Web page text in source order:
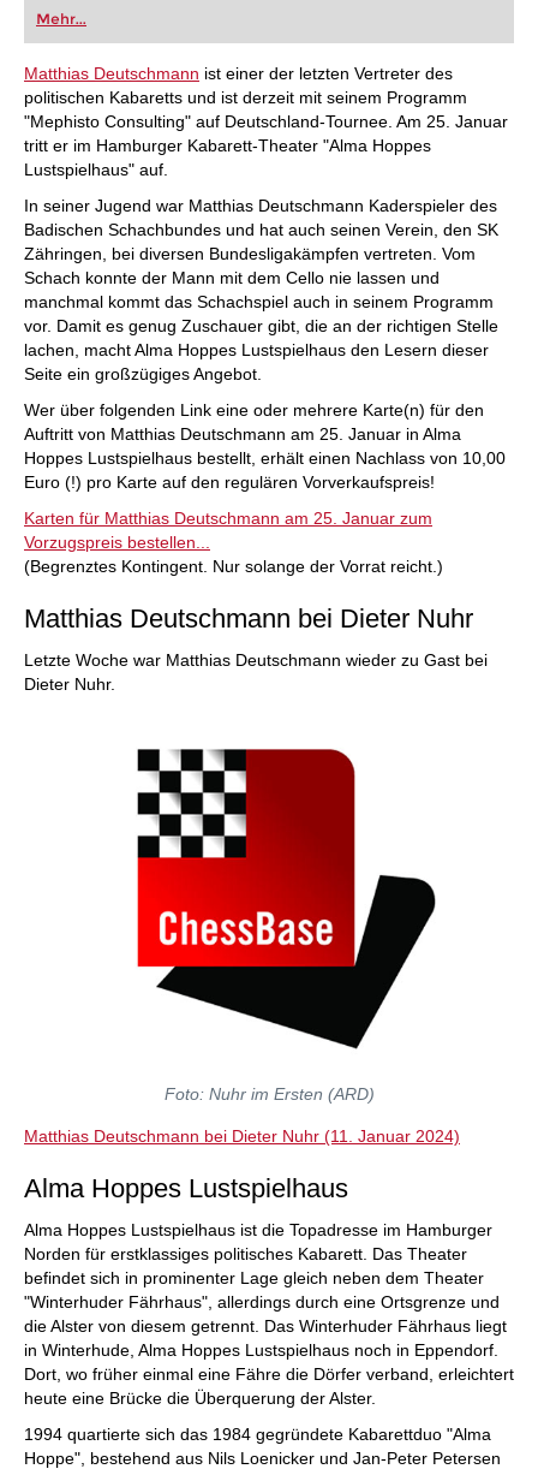
oder bereits auf Turnierniveau spielen: Mit
FRITZ trainieren Sie effizienter, intelligenter und
individueller als je zuvor.
Mehr...
Matthias Deutschmann ist einer der letzten Vertreter des
politischen Kabaretts und ist derzeit mit seinem Programm
"Mephisto Consulting" auf Deutschland-Tournee. Am 25. Januar
tritt er im Hamburger Kabarett-Theater "Alma Hoppes
Lustspielhaus" auf.
In seiner Jugend war Matthias Deutschmann Kaderspieler des
Badischen Schachbundes und hat auch seinen Verein, den SK
Zähringen, bei diversen Bundesligakämpfen vertreten. Vom
Schach konnte der Mann mit dem Cello nie lassen und
manchmal kommt das Schachspiel auch in seinem Programm
vor. Damit es genug Zuschauer gibt, die an der richtigen Stelle
lachen, macht Alma Hoppes Lustspielhaus den Lesern dieser
Seite ein großzügiges Angebot.
Wer über folgenden Link eine oder mehrere Karte(n) für den
Auftritt von Matthias Deutschmann am 25. Januar in Alma
Hoppes Lustspielhaus bestellt, erhält einen Nachlass von 10,00
Euro (!) pro Karte auf den regulären Vorverkaufspreis!
Karten für Matthias Deutschmann am 25. Januar zum
Vorzugspreis bestellen...
(Begrenztes Kontingent. Nur solange der Vorrat reicht.)
Matthias Deutschmann bei Dieter Nuhr
Letzte Woche war Matthias Deutschmann wieder zu Gast bei
Dieter Nuhr.
Foto: Nuhr im Ersten (ARD)
Matthias Deutschmann bei Dieter Nuhr (11. Januar 2024)
Alma Hoppes Lustspielhaus
Alma Hoppes Lustspielhaus ist die Topadresse im Hamburger
Norden für erstklassiges politisches Kabarett. Das Theater
befindet sich in prominenter Lage gleich neben dem Theater
"Winterhuder Fährhaus", allerdings durch eine Ortsgrenze und
die Alster von diesem getrennt. Das Winterhuder Fährhaus liegt
in Winterhude, Alma Hoppes Lustspielhaus noch in Eppendorf.
Dort, wo früher einmal eine Fähre die Dörfer verband, erleichtert
heute eine Brücke die Überquerung der Alster.
1994 quartierte sich das 1984 gegründete Kabarettduo "Alma
Hoppe", bestehend aus Nils Loenicker und Jan-Peter Petersen